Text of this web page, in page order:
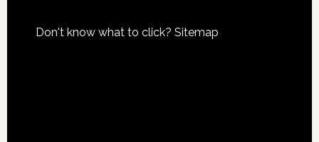
Don't know what to click? Sitemap